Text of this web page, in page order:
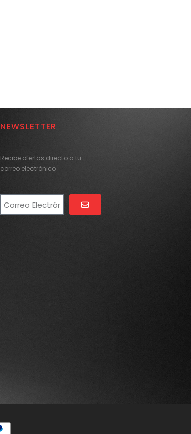
NEWSLETTER
Recibe ofertas directo a tu
correo electrónico